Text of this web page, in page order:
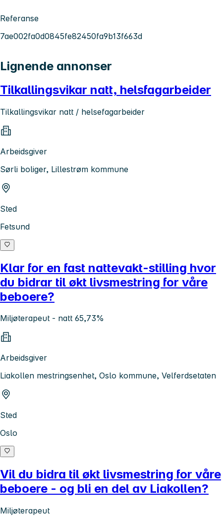
Referanse
7ae002fa0d0845fe82450fa9b13f663d
Lignende annonser
Tilkallingsvikar natt, helsfagarbeider
Tilkallingsvikar natt / helsefagarbeider
Arbeidsgiver
Sørli boliger, Lillestrøm kommune
Sted
Fetsund
Klar for en fast nattevakt-stilling hvor
du bidrar til økt livsmestring for våre
beboere?
Miljøterapeut - natt 65,73%
Arbeidsgiver
Liakollen mestringsenhet, Oslo kommune, Velferdsetaten
Sted
Oslo
Vil du bidra til økt livsmestring for våre
beboere - og bli en del av Liakollen?
Miljøterapeut